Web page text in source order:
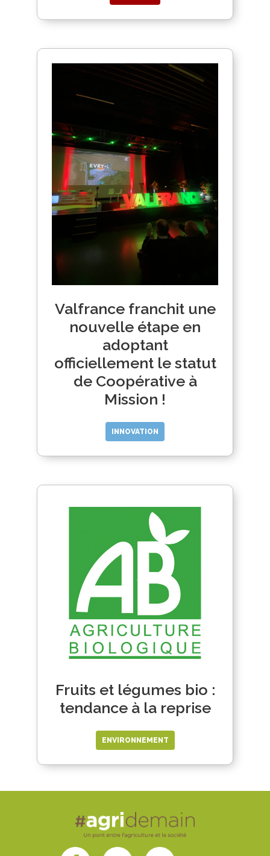
Valfrance franchit une
nouvelle étape en
adoptant
officiellement le statut
de Coopérative à
Mission !
INNOVATION
Fruits et légumes bio :
tendance à la reprise
ENVIRONNEMENT